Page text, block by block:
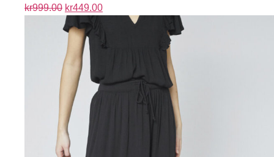
kr999.00 kr449.00